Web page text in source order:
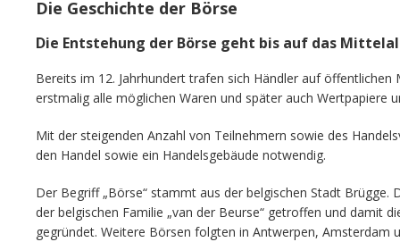
Die Geschichte der Börse
Die Entstehung der Börse geht bis auf das
Bereits im 12. Jahrhundert trafen sich Händler auf
erstmalig alle möglichen Waren und später auch Wertpapiere
Mit der steigenden Anzahl von Teilnehmern sowie des
den Handel sowie ein Handelsgebäude notwendig.
Der Begriff „Börse“ stammt aus der belgischen Stadt Brügge.
der belgischen Familie „van der Beurse“ getroffen und damit
gegründet. Weitere Börsen folgten in Antwerpen, Amsterdam